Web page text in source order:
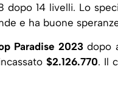
14 livelli. Lo
e ha buone
Paradise 2023 dopo
$2.126.770. Il